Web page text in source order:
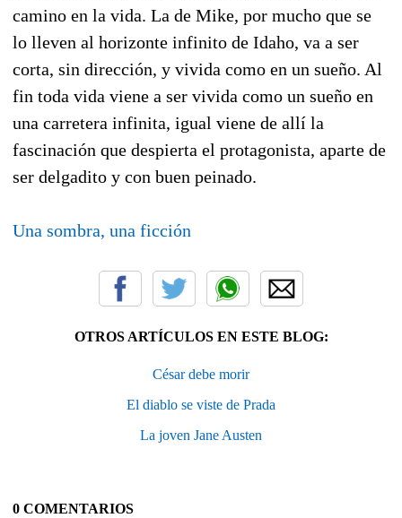
camino en la vida. La de Mike, por mucho que se
lo lleven al horizonte infinito de Idaho, va a ser
corta, sin dirección, y vivida como en un sueño. Al
fin toda vida viene a ser vivida como un sueño en
una carretera infinita, igual viene de allí la
fascinación que despierta el protagonista, aparte de
ser delgadito y con buen peinado.
Una sombra, una ficción
OTROS ARTÍCULOS EN ESTE BLOG:
César debe morir
El diablo se viste de Prada
La joven Jane Austen
0 COMENTARIOS